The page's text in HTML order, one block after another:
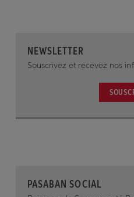
NEWSLETTER
Souscrivez et recevez nos
PASABAN SOCIAL